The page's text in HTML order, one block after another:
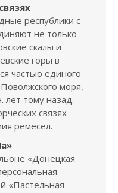
республики с
не только
скалы и
горы в
частью единого
моря,
лет тому назад.
связях
ремесел.
«Донецкая
«Пастельная